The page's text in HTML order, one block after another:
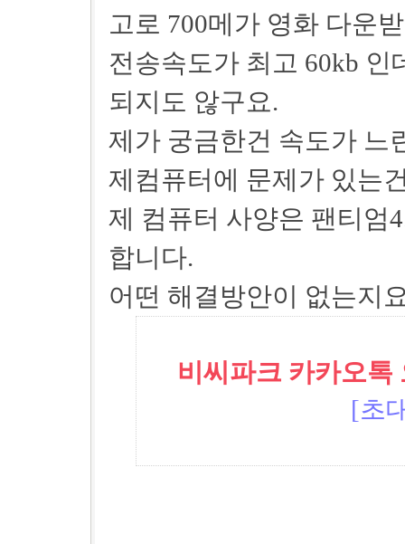
고로 700메가 영화 다운
전송속도가 최고 60kb
되지도 않구요.
제가 궁금한건 속도가 느
제컴퓨터에 문제가 있는
제 컴퓨터 사양은 팬티엄
합니다.
어떤 해결방안이 없는지
비씨파크 카카오톡
[초